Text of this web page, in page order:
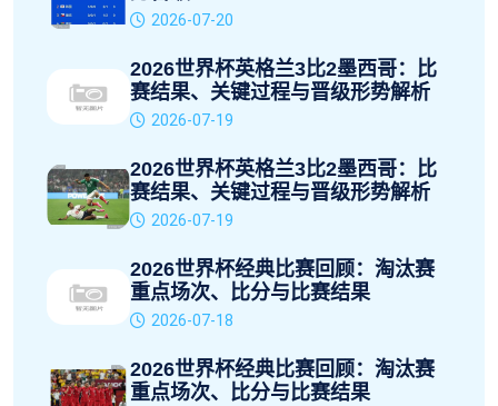
2026-07-20
2026世界杯英格兰3比2墨西哥：比
赛结果、关键过程与晋级形势解析
2026-07-19
2026世界杯英格兰3比2墨西哥：比
赛结果、关键过程与晋级形势解析
2026-07-19
2026世界杯经典比赛回顾：淘汰赛
重点场次、比分与比赛结果
2026-07-18
2026世界杯经典比赛回顾：淘汰赛
重点场次、比分与比赛结果